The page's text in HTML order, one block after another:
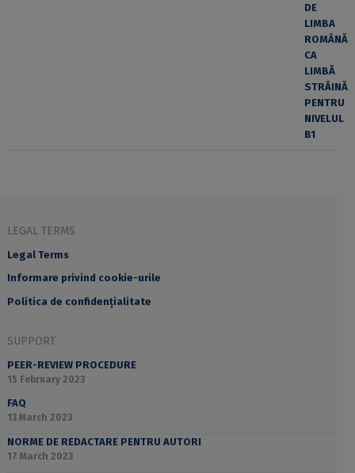
LEGAL TERMS
Legal Terms
Informare privind cookie-urile
Politica de confidențialitate
SUPPORT
PEER-REVIEW PROCEDURE
15 February 2023
FAQ
13 March 2023
NORME DE REDACTARE PENTRU AUTORI
17 March 2023